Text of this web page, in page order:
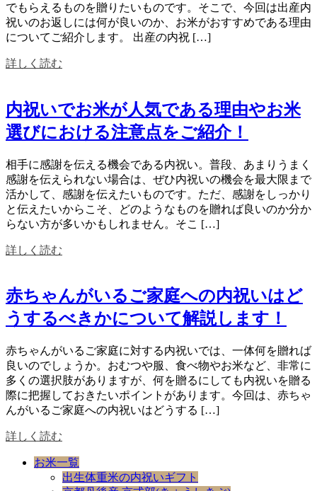
でもらえるものを贈りたいものです。そこで、今回は出産内
祝いのお返しには何が良いのか、お米がおすすめである理由
についてご紹介します。 出産の内祝 […]
詳しく読む
内祝いでお米が人気である理由やお米
選びにおける注意点をご紹介！
相手に感謝を伝える機会である内祝い。普段、あまりうまく
感謝を伝えられない場合は、ぜひ内祝いの機会を最大限まで
活かして、感謝を伝えたいものです。ただ、感謝をしっかり
と伝えたいからこそ、どのようなものを贈れば良いのか分か
らない方が多いかもしれません。そこ […]
詳しく読む
赤ちゃんがいるご家庭への内祝いはど
うするべきかについて解説します！
赤ちゃんがいるご家庭に対する内祝いでは、一体何を贈れば
良いのでしょうか。おむつや服、食べ物やお米など、非常に
多くの選択肢がありますが、何を贈るにしても内祝いを贈る
際に把握しておきたいポイントがあります。今回は、赤ちゃ
んがいるご家庭への内祝いはどうする […]
詳しく読む
お米一覧
出生体重米の内祝いギフト